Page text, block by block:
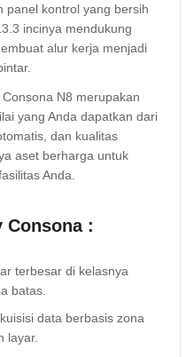
panel kontrol yang bersih
incinya mendukung
alur kerja menjadi
N8 merupakan
yang Anda dapatkan dari
dan kualitas
aset berharga untuk
Anda.
Consona :
terbesar di kelasnya
batas.
data berbasis zona
layar.